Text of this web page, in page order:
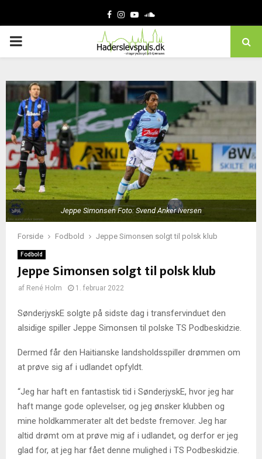
Facebook
Instagram
YoutubeSoundcloud
PRIMARY
Jeppe Simonsen Foto: Svend Anker Iversen
Forside Fodbold Jeppe Simonsen solgt til polsk klub
Fodbold
Jeppe Simonsen solgt til polsk klub
af René Holm 1. februar 2022
SønderjyskE solgte på sidste dag i transfervinduet den
alsidige spiller Jeppe Simonsen til polske TS Podbeskidzie.
Dermed får den Haitianske landsholdsspiller drømmen om
at prøve sig af i udlandet opfyldt.
“Jeg har haft en fantastisk tid i SønderjyskE, hvor jeg har
haft mange gode oplevelser, og jeg ønsker klubben og
mine holdkammerater alt det bedste fremover. Jeg har
altid drømt om at prøve mig af i udlandet, og derfor er jeg
glad for, at jeg har fået denne mulighed i TS Podbeskidzie.